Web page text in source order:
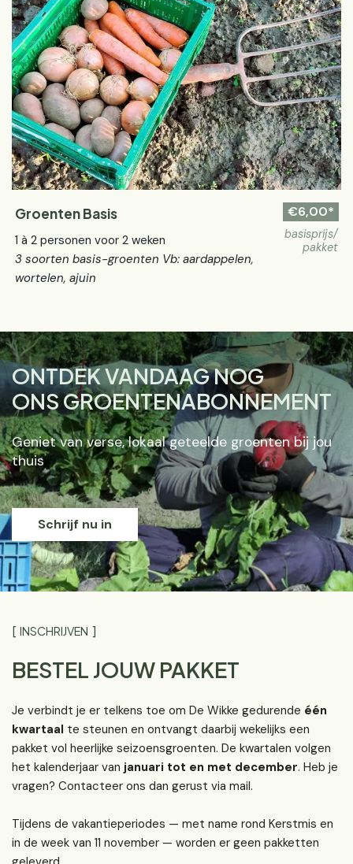
Groenten Basis
1 à 2 personen voor 2 weken
3 soorten basis-groenten Vb: aardappelen,
wortelen, ajuin
€6,00*
basisprijs/
pakket
ONTDEK VANDAAG NOG
ONS GROENTENABONNEMENT
Geniet van verse, lokaal geteelde groenten bij jou
thuis
Schrijf nu in
INSCHRIJVEN
BESTEL JOUW PAKKET
Je verbindt je er telkens toe om De Wikke gedurende één
kwartaal te steunen en ontvangt daarbij wekelijks een
pakket vol heerlijke seizoensgroenten. De kwartalen volgen
het kalenderjaar van januari tot en met december. Heb je
vragen? Contacteer ons dan gerust via mail.
Tijdens de vakantieperiodes — met name rond Kerstmis en
in de week van 11 november — worden er geen pakketten